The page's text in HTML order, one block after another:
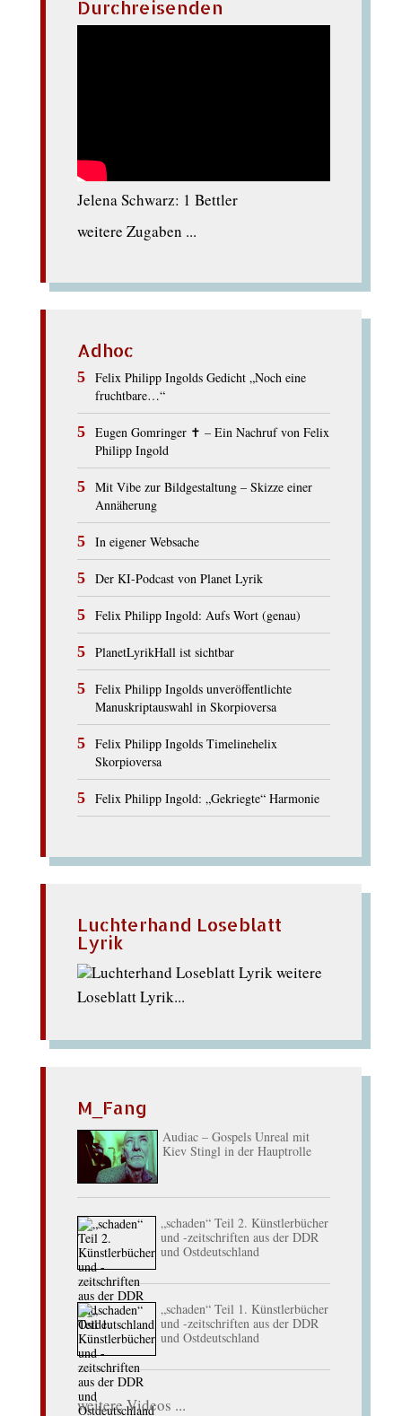
Durchreisenden
Jelena Schwarz: 1 Bettler
weitere Zugaben ...
Adhoc
Felix Philipp Ingolds Gedicht „Noch eine
fruchtbare…“
Eugen Gomringer ✝︎ – Ein Nachruf von Felix
Philipp Ingold
Mit Vibe zur Bildgestaltung – Skizze einer
Annäherung
In eigener Websache
Der KI-Podcast von Planet Lyrik
Felix Philipp Ingold: Aufs Wort (genau)
PlanetLyrikHall ist sichtbar
Felix Philipp Ingolds unveröffentlichte
Manuskriptauswahl in Skorpioversa
Felix Philipp Ingolds Timelinehelix
Skorpioversa
Felix Philipp Ingold: „Gekriegte“ Harmonie
Luchterhand Loseblatt
Lyrik
weitere
Loseblatt Lyrik...
M_Fang
Audiac – Gospels Unreal mit
Kiev Stingl in der Hauptrolle
„schaden“ Teil 2. Künstlerbücher
und -zeitschriften aus der DDR
und Ostdeutschland
„schaden“ Teil 1. Künstlerbücher
und -zeitschriften aus der DDR
und Ostdeutschland
weitere Videos ...